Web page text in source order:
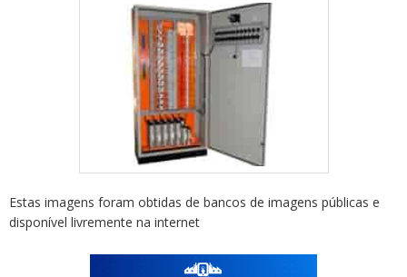
Estas imagens foram obtidas de bancos de imagens públicas e
disponível livremente na internet